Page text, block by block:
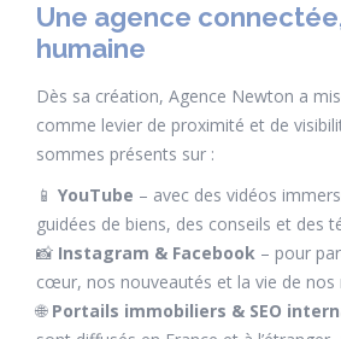
Une agence
humaine
Dès sa création, Agence Newton a
comme levier de proximité et de
sommes présents sur :
📱 YouTube – avec des vidéos
guidées de biens, des conseils et des
📸 Instagram & Facebook – pour
cœur, nos nouveautés et la vie de nos
🌐 Portails immobiliers & SEO